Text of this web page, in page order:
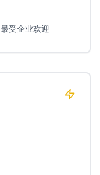
最受企业欢迎